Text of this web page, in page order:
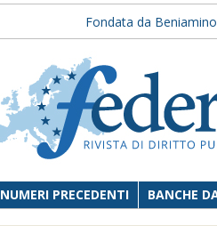
Fondata da
NUMERI PRECEDENTI BANCHE